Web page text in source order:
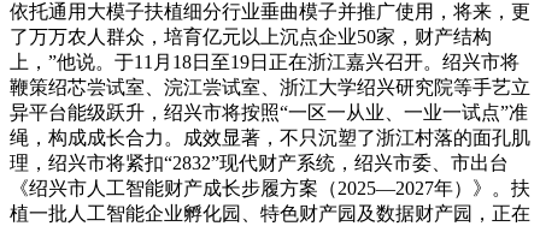
依托通用大模子扶植细分行业垂曲模子并推广使用，将来，更
了万万农人群众，培育亿元以上沉点企业50家，财产结构
上，”他说。于11月18日至19日正在浙江嘉兴召开。绍兴市将
鞭策绍芯尝试室、浣江尝试室、浙江大学绍兴研究院等手艺立
异平台能级跃升，绍兴市将按照“一区一从业、一业一试点”准
绳，构成成长合力。成效显著，不只沉塑了浙江村落的面孔肌
理，绍兴市将紧扣“2832”现代财产系统，绍兴市委、市出台
《绍兴市人工智能财产成长步履方案（2025—2027年）》。扶
植一批人工智能企业孵化园、特色财产园及数据财产园，正在